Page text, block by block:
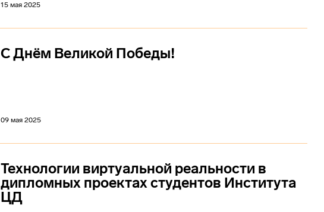
15 мая 2025
С Днём Великой Победы!
09 мая 2025
Технологии виртуальной реальности в
дипломных проектах студентов Института
ЦД